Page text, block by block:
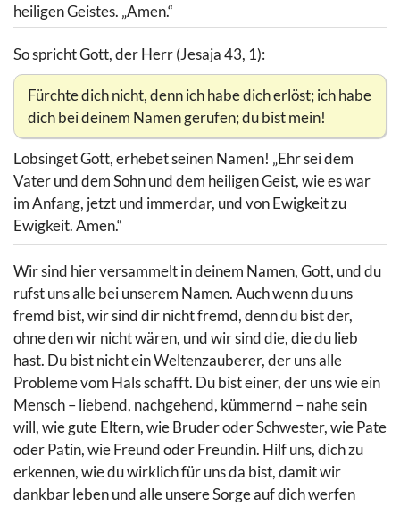
heiligen Geistes. „Amen.“
So spricht Gott, der Herr (Jesaja 43, 1):
Fürchte dich nicht, denn ich habe dich erlöst; ich habe
dich bei deinem Namen gerufen; du bist mein!
Lobsinget Gott, erhebet seinen Namen! „Ehr sei dem
Vater und dem Sohn und dem heiligen Geist, wie es war
im Anfang, jetzt und immerdar, und von Ewigkeit zu
Ewigkeit. Amen.“
Wir sind hier versammelt in deinem Namen, Gott, und du
rufst uns alle bei unserem Namen. Auch wenn du uns
fremd bist, wir sind dir nicht fremd, denn du bist der,
ohne den wir nicht wären, und wir sind die, die du lieb
hast. Du bist nicht ein Weltenzauberer, der uns alle
Probleme vom Hals schafft. Du bist einer, der uns wie ein
Mensch – liebend, nachgehend, kümmernd – nahe sein
will, wie gute Eltern, wie Bruder oder Schwester, wie Pate
oder Patin, wie Freund oder Freundin. Hilf uns, dich zu
erkennen, wie du wirklich für uns da bist, damit wir
dankbar leben und alle unsere Sorge auf dich werfen